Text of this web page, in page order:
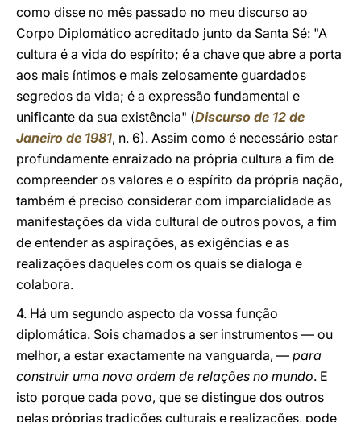
como disse no mês passado no meu discurso ao
Corpo Diplomático acreditado junto da Santa Sé: "A
cultura é a vida do espírito; é a chave que abre a porta
aos mais íntimos e mais zelosamente guardados
segredos da vida; é a expressão fundamental e
unificante da sua existência" (Discurso de 12 de
Janeiro de 1981, n. 6). Assim como é necessário estar
profundamente enraizado na própria cultura a fim de
compreender os valores e o espírito da própria nação,
também é preciso considerar com imparcialidade as
manifestações da vida cultural de outros povos, a fim
de entender as aspirações, as exigências e as
realizações daqueles com os quais se dialoga e
colabora.
4. Há um segundo aspecto da vossa função
diplomática. Sois chamados a ser instrumentos — ou
melhor, a estar exactamente na vanguarda, — para
construir uma nova ordem de relações no mundo. E
isto porque cada povo, que se distingue dos outros
pelas próprias tradições culturais e realizações, pode